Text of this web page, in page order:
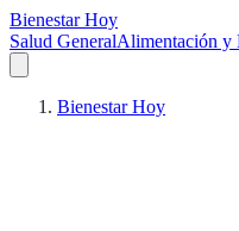
Bienestar Hoy
Salud GeneralAlimentación y
Bienestar Hoy